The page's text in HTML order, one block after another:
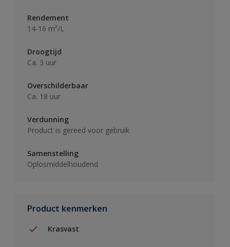
Rendement
14-16 m²/L
Droogtijd
Ca. 3 uur
Overschilderbaar
Ca. 18 uur
Verdunning
Product is gereed voor gebruik
Samenstelling
Oplosmiddelhoudend
Product kenmerken
Krasvast